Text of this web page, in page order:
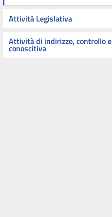
Attività Legislativa
Attività di indirizzo, controllo e
conoscitiva